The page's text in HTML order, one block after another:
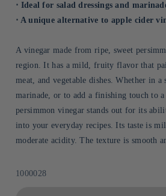
⋅ Ideal for salad dressings and
⋅ A unique alternative to apple cider
A vinegar made from ripe, sweet
region. It has a mild, fruity flavor that
meat, and vegetable dishes. Whether in a
marinade, or to add a finishing touch to
persimmon vinegar stands out for its
into your everyday recipes. Its taste is
moderate acidity. The texture is smooth
Sku:
1000028